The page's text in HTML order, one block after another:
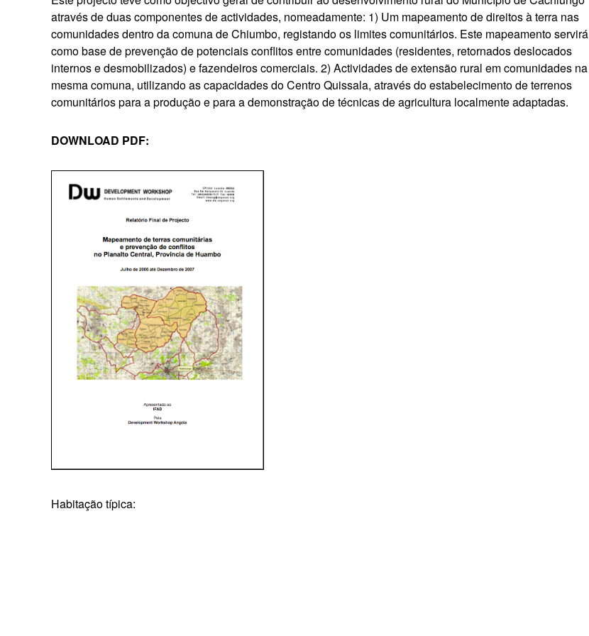
através de duas componentes de actividades, nomeadamente: 1) Um mapeamento de direitos à terra nas
comunidades dentro da comuna de Chiumbo, registando os limites comunitários. Este mapeamento servirá
como base de prevenção de potenciais conflitos entre comunidades (residentes, retornados deslocados
internos e desmobilizados) e fazendeiros comerciais. 2) Actividades de extensão rural em comunidades na
mesma comuna, utilizando as capacidades do Centro Quissala, através do estabelecimento de terrenos
comunitários para a produção e para a demonstração de técnicas de agricultura localmente adaptadas.
DOWNLOAD PDF:
Habitação típica: